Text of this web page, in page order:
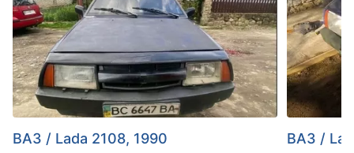
ВАЗ / Lada 2108, 1990 ВАЗ /